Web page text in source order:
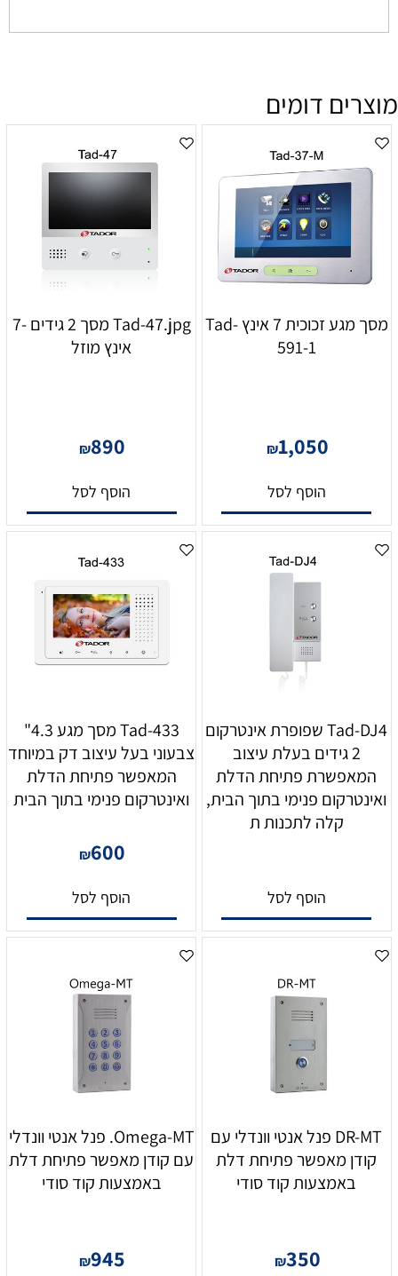
מוצרים דומים
מסך מגע זכוכית 7 אינץ Tad-
591-1
₪1,050
הוסף לסל
Tad-47.jpg מסך 2 גידים -7
אינץ מוזל
₪890
הוסף לסל
Tad-DJ4 שפופרת אינטרקום
2 גידים בעלת עיצוב
המאפשרת פתיחת הדלת
ואינטרקום פנימי בתוך הבית,
קלה לתכנות ת
הוסף לסל
Tad-433 מסך מגע 4.3"
צבעוני בעל עיצוב דק במיוחד
המאפשר פתיחת הדלת
ואינטרקום פנימי בתוך הבית
₪600
הוסף לסל
DR-MT פנל אנטי וונדלי עם
קודן מאפשר פתיחת דלת
באמצעות קוד סודי
₪350
Omega-MT. פנל אנטי וונדלי
עם קודן מאפשר פתיחת דלת
באמצעות קוד סודי
₪945